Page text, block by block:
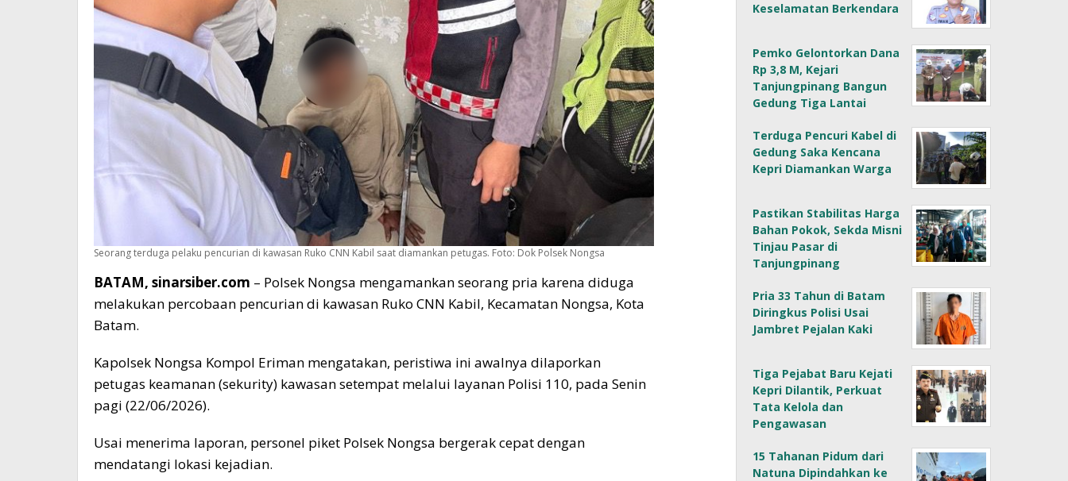
Seorang terduga pelaku pencurian di kawasan Ruko CNN Kabil saat diamankan petugas. Foto: Dok Polsek Nongsa
BATAM, sinarsiber.com – Polsek Nongsa mengamankan seorang pria karena diduga
melakukan percobaan pencurian di kawasan Ruko CNN Kabil, Kecamatan Nongsa, Kota
Batam.
Kapolsek Nongsa Kompol Eriman mengatakan, peristiwa ini awalnya dilaporkan
petugas keamanan (sekurity) kawasan setempat melalui layanan Polisi 110, pada Senin
pagi (22/06/2026).
Usai menerima laporan, personel piket Polsek Nongsa bergerak cepat dengan
mendatangi lokasi kejadian.
Keselamatan Berkendara
Pemko Gelontorkan Dana
Rp 3,8 M, Kejari
Tanjungpinang Bangun
Gedung Tiga Lantai
Terduga Pencuri Kabel di
Gedung Saka Kencana
Kepri Diamankan Warga
Pastikan Stabilitas Harga
Bahan Pokok, Sekda Misni
Tinjau Pasar di
Tanjungpinang
Pria 33 Tahun di Batam
Diringkus Polisi Usai
Jambret Pejalan Kaki
Tiga Pejabat Baru Kejati
Kepri Dilantik, Perkuat
Tata Kelola dan
Pengawasan
15 Tahanan Pidum dari
Natuna Dipindahkan ke